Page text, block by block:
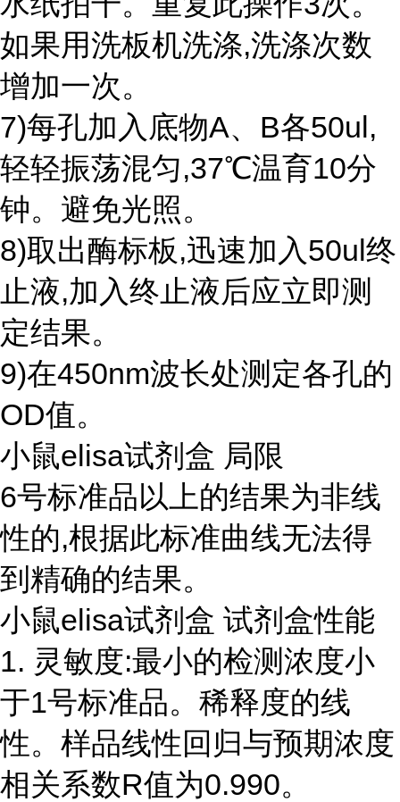
如果用洗板机洗涤,洗涤次数
增加一次。
7)每孔加入底物A、B各50ul,
轻轻振荡混匀,37℃温育10分
钟。避免光照。
8)取出酶标板,迅速加入50ul终
止液,加入终止液后应立即测
定结果。
9)在450nm波长处测定各孔的
OD值。
小鼠elisa试剂盒 局限
6号标准品以上的结果为非线
性的,根据此标准曲线无法得
到精确的结果。
小鼠elisa试剂盒 试剂盒性能
1. 灵敏度:最小的检测浓度小
于1号标准品。稀释度的线
性。样品线性回归与预期浓度
相关系数R值为0.990。